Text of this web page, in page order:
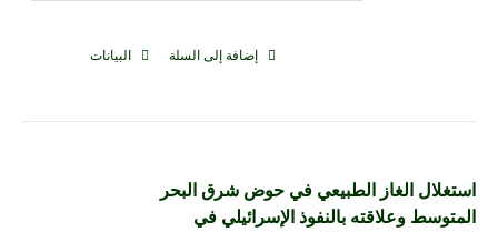
إضافة إلى السلة البيانات
استغلال الغاز الطبيعي في حوض شرق البحر
المتوسط وعلاقته بالنفوذ الإسرائيلي في